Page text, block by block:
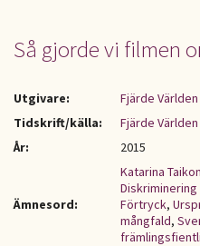
Så gjorde vi filmen
Utgivare:
Fjärde Världen
Tidskrift/källa:
Fjärde Världen
År:
2015
Ämnesord:
Katarina Taikon
Förtryck,
mångfald,